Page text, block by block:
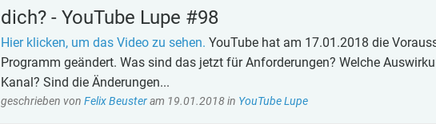
dich? - YouTube Lupe #98
Hier klicken, um das Video zu sehen. YouTube hat am 17.01.2018 die
Programm geändert. Was sind das jetzt für Anforderungen? Welche
Kanal? Sind die Änderungen...
geschrieben vonFelix Beusteram 19.01.2018in YouTube Lupe